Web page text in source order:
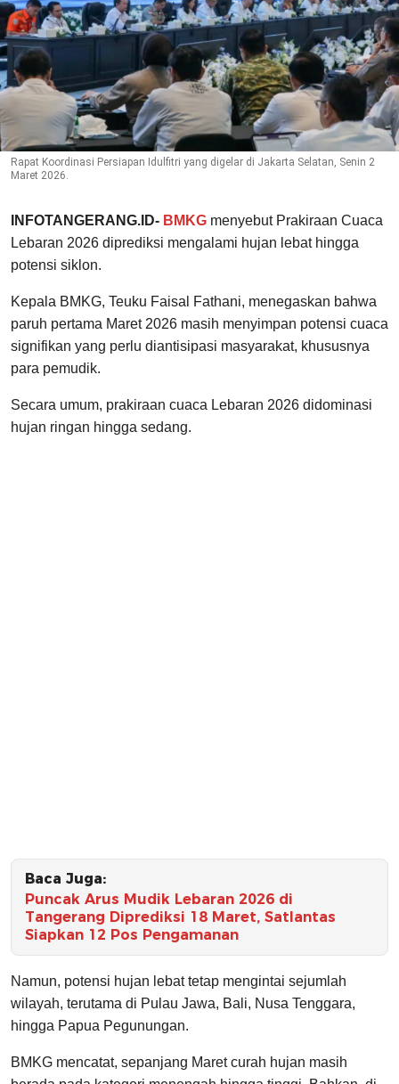
Rapat Koordinasi Persiapan Idulfitri yang digelar di Jakarta Selatan, Senin 2
Maret 2026.
INFOTANGERANG.ID- BMKG menyebut Prakiraan Cuaca
Lebaran 2026 diprediksi mengalami hujan lebat hingga
potensi siklon.
Kepala BMKG, Teuku Faisal Fathani, menegaskan bahwa
paruh pertama Maret 2026 masih menyimpan potensi cuaca
signifikan yang perlu diantisipasi masyarakat, khususnya
para pemudik.
Secara umum, prakiraan cuaca Lebaran 2026 didominasi
hujan ringan hingga sedang.
Baca Juga:
Puncak Arus Mudik Lebaran 2026 di
Tangerang Diprediksi 18 Maret, Satlantas
Siapkan 12 Pos Pengamanan
Namun, potensi hujan lebat tetap mengintai sejumlah
wilayah, terutama di Pulau Jawa, Bali, Nusa Tenggara,
hingga Papua Pegunungan.
BMKG mencatat, sepanjang Maret curah hujan masih